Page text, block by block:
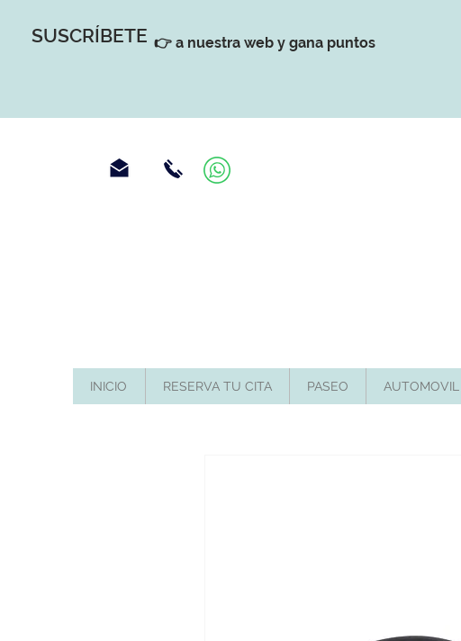
SUSCRÍBETE 👉 a nuestra web y gana puntos
INICIO RESERVA TU CITA PASEO AUTOMOVIL